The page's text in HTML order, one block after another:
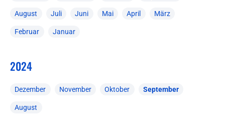
August Juli Juni Mai April März
Februar Januar
2024
Dezember November Oktober September
August